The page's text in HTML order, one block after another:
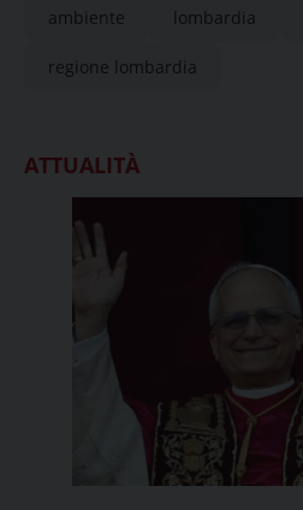
ambiente lombardia
regione lombardia
ATTUALITÀ